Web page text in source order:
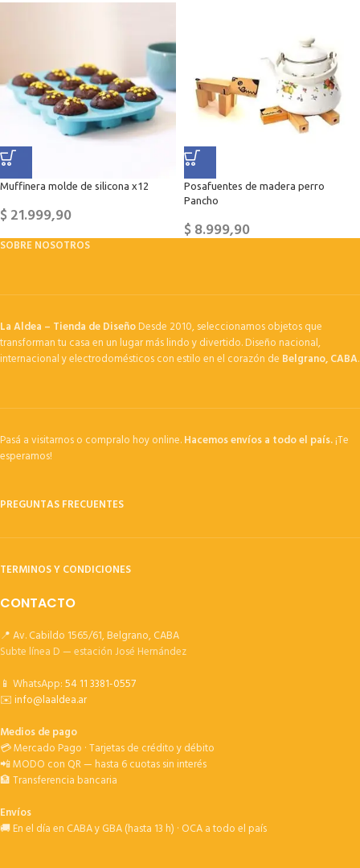
Muffinera molde de silicona x12
$21.999,90
Posafuentes de madera perro
Pancho
$8.999,90
SOBRE NOSOTROS
La Aldea – Tienda de DiseñoDesde 2010, seleccionamos objetos que
transforman tu casa en un lugar más lindo y divertido. Diseño nacional,
internacional y electrodomésticos con estilo en el corazón de Belgrano, CABA.
Pasá a visitarnos o compralo hoy online.Hacemos envíos a todo el país.¡Te
esperamos!
PREGUNTAS FRECUENTES
TERMINOS Y CONDICIONES
CONTACTO
📍 Av. Cabildo 1565/61, Belgrano, CABA
Subte línea D — estación José Hernández
📱 WhatsApp:54 11 3381-0557
✉️info@laaldea.ar
Medios de pago
💳 Mercado Pago · Tarjetas de crédito y débito
📲 MODO con QR — hasta 6 cuotas sin interés
🏦 Transferencia bancaria
Envíos
🚚 En el día en CABA y GBA (hasta 13 h) · OCA a todo el país